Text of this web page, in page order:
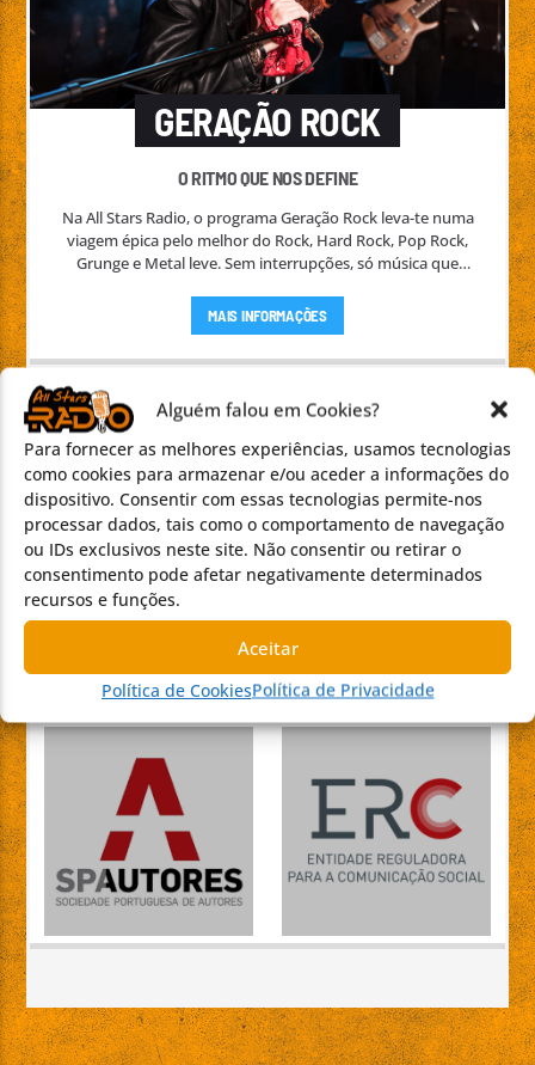
Alguém falou em Cookies?
Para fornecer as melhores experiências, usamos tecnologias
como cookies para armazenar e/ou aceder a informações do
dispositivo. Consentir com essas tecnologias permite-nos
processar dados, tais como o comportamento de navegação
ou IDs exclusivos neste site. Não consentir ou retirar o
consentimento pode afetar negativamente determinados
recursos e funções.
Aceitar
Política de CookiesPolítica de Privacidade
GERAÇÃO ROCK
O RITMO QUE NOS DEFINE
Na All Stars Radio, o programa Geração Rock leva-te numa
viagem épica pelo melhor do Rock, Hard Rock, Pop Rock,
Grunge e Metal leve. Sem interrupções, só música que
uma playlist vibrante e envolvente.
MAIS INFORMAÇÕES
A SEGUIR
RAMPA
20:00
JAIMAO…UM PHODCAST
22:00
REGISTOS